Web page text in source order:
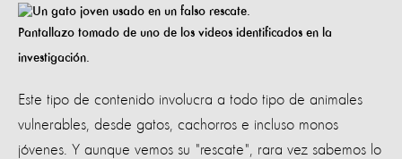
Pantallazo tomado de uno de los videos identificados en la
investigación.
Este tipo de contenido involucra a todo tipo de animales
vulnerables, desde gatos, cachorros e incluso monos
jóvenes. Y aunque vemos su "rescate", rara vez sabemos lo